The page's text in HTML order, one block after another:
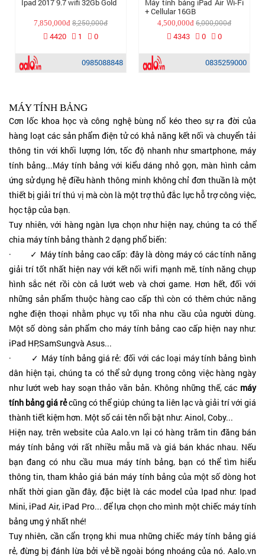
Ipad 2017 9.7 wifi 32Gb Gold
7,850,000đ 8,250,000đ
4420 1 0
0985088848
Máy tính bảng iPad Air Wi-Fi
+ Cellular 16GB
4,500,000đ 6,000,000đ
4343 0 0
0835259000
MÁY TÍNH BẢNG
Cơn lốc khoa học và công nghệ bùng nổ kéo theo sự ra đời của
hàng loạt các sản phẩm điện tử có khả năng kết nối và chuyển tải
thông tin với khối lượng lớn, tốc độ nhanh như smartphone, máy
tính bảng...Máy tính bảng với kiểu dáng nhỏ gọn, màn hình cảm
ứng sử dụng hệ điều hành thông minh không chỉ đơn thuần là một
thiết bị giải trí thú vị mà còn là một trợ thủ đắc lực hỗ trợ công việc,
học tập của bạn.
Tuy nhiên, với hàng ngàn lựa chọn như hiện nay, chúng ta có thể
chia máy tính bảng thành 2 dạng phổ biến:
· ✓ Máy tính bảng cao cấp: đây là dòng máy có các tính năng
giải trí tốt nhất hiện nay với kết nối wifi mạnh mẽ, tính năng chụp
hình sắc nét rồi còn cả lướt web và chơi game. Hơn hết, đối với
những sản phẩm thuộc hàng cao cấp thì còn có thêm chức năng
nghe điện thoại nhằm phục vụ tối nha nhu cầu của người dùng.
Một số dòng sản phẩm cho máy tính bảng cao cấp hiện nay như:
iPad HP,SamSungvà Asus...
· ✓ Máy tính bảng giá rẻ: đối với các loại máy tính bảng bình
dân hiện tại, chúng ta có thể sử dụng trong công việc hàng ngày
như lướt web hay soạn thảo văn bản. Không những thế, các máy
tính bảng giá rẻcũng có thể giúp chúng ta liên lạc và giải trí với giá
thành tiết kiệm hơn. Một số cái tên nổi bật như: Ainol, Coby...
Hiện nay, trên website của Aalo.vn lại có hàng trăm tin đăng bán
máy tính bảng với rất nhiều mẫu mã và giá bán khác nhau. Nếu
bạn đang có nhu cầu mua máy tính bảng, bạn có thể tìm hiểu
thông tin, tham khảo giá bán máy tính bảng của một số dòng hot
nhất thời gian gần đây, đặc biệt là các model của Ipad như: Ipad
Mini, iPad Air, iPad Pro... để lựa chọn cho mình một chiếc máy tính
bảng ưng ý nhất nhé!
Tuy nhiên, cần cẩn trọng khi mua những chiếc máy tính bảng giá
rẻ, đừng bị đánh lừa bởi vẻ bề ngoài bóng nhoáng của nó. Aalo.vn